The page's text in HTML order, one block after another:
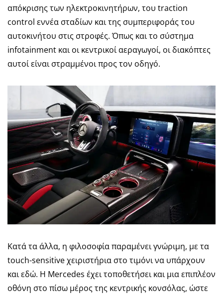
απόκρισης των ηλεκτροκινητήρων, του traction
control εννέα σταδίων και της συμπεριφοράς του
αυτοκινήτου στις στροφές. Όπως και το σύστημα
infotainment και οι κεντρικοί αεραγωγοί, οι διακόπτες
αυτοί είναι στραμμένοι προς τον οδηγό.
Κατά τα άλλα, η φιλοσοφία παραμένει γνώριμη, με τα
touch-sensitive χειριστήρια στο τιμόνι να υπάρχουν
και εδώ. Η Mercedes έχει τοποθετήσει και μια επιπλέον
οθόνη στο πίσω μέρος της κεντρικής κονσόλας, ώστε